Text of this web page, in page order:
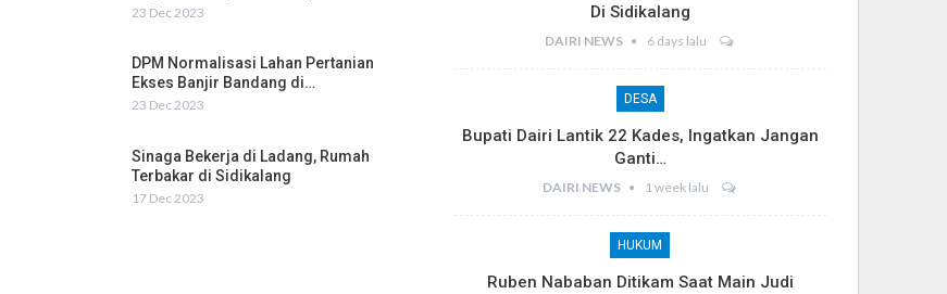
23 Dec 2023
DPM Normalisasi Lahan Pertanian
Ekses Banjir Bandang di…
23 Dec 2023
Sinaga Bekerja di Ladang, Rumah
Terbakar di Sidikalang
17 Dec 2023
Di Sidikalang
DAIRI NEWS 6 days lalu
DESA
Bupati Dairi Lantik 22 Kades, Ingatkan Jangan
Ganti…
DAIRI NEWS 1 week lalu
HUKUM
Ruben Nababan Ditikam Saat Main Judi